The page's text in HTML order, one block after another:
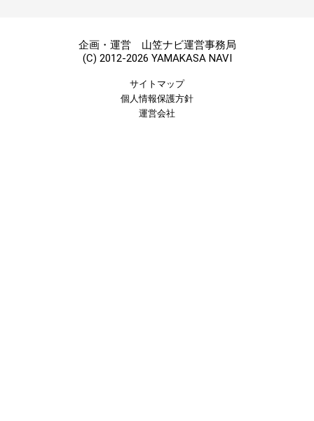
企画・運営 山笠ナビ運営事務局
(C) 2012-2026 YAMAKASA NAVI
サイトマップ
個人情報保護方針
運営会社